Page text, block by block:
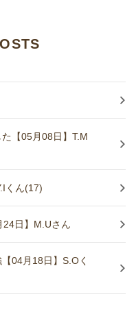
【05月08日】T.M
くん(17)
24日】M.Uさん
04月18日】S.Oく